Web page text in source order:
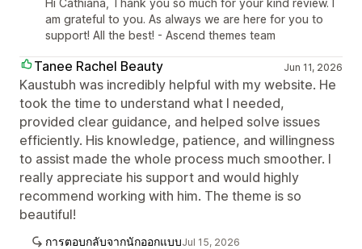
am grateful to you. As always we are here for you to
support! All the best! - Ascend themes team
Tanee Rachel Beauty Jun 11, 2026
Kaustubh was incredibly helpful with my website. He
took the time to understand what I needed,
provided clear guidance, and helped solve issues
efficiently. His knowledge, patience, and willingness
to assist made the whole process much smoother. I
really appreciate his support and would highly
recommend working with him. The theme is so
beautiful!
การตอบกลับจากนักออกแบบJul 15, 2026